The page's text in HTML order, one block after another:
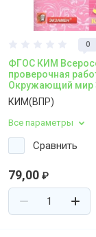
0
ФГОС КИМ
проверочная
Окружающий мир
КИМ(ВПР)
Все параметры
Сравнить
79,00 ₽